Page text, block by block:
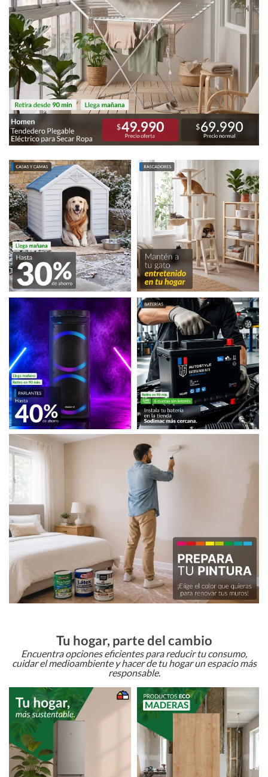
Tu hogar, parte del cambio
Encuentra opciones eficientes para reducir tu consumo,
cuidar el medioambiente y hacer de tu hogar un espacio más
responsable.